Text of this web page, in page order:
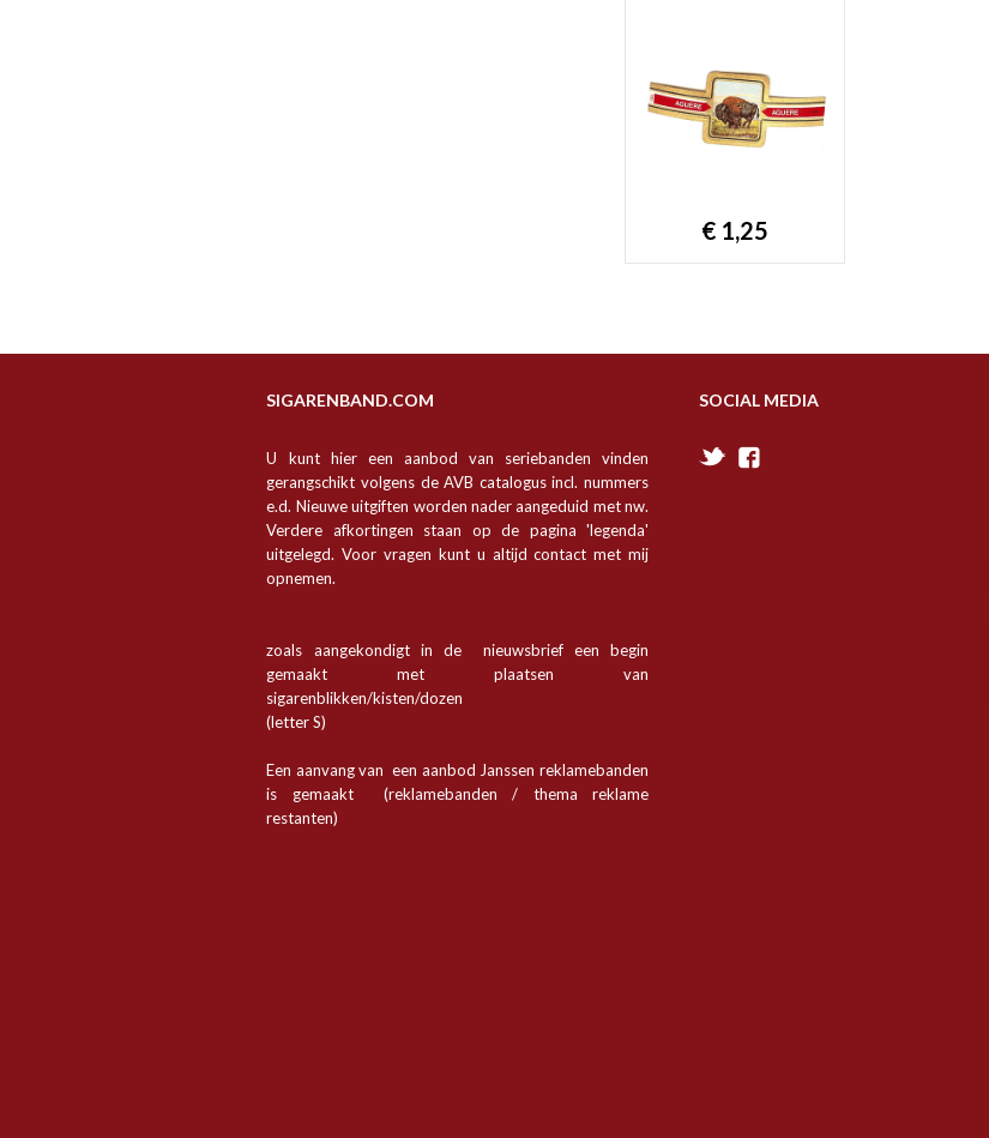
€ 1,25
SOCIAL MEDIA
SIGARENBAND.COM
U kunt hier een aanbod van seriebanden vinden
gerangschikt volgens de AVB catalogus incl. nummers
e.d. Nieuwe uitgiften worden nader aangeduid met nw.
Verdere afkortingen staan op de pagina 'legenda'
uitgelegd. Voor vragen kunt u altijd contact met mij
opnemen.
zoals aangekondigt in de nieuwsbrief een begin
gemaakt met plaatsen van
sigarenblikken/kisten/dozen
(letter S)
Een aanvang van een aanbod Janssen reklamebanden
is gemaakt (reklamebanden / thema reklame
restanten)